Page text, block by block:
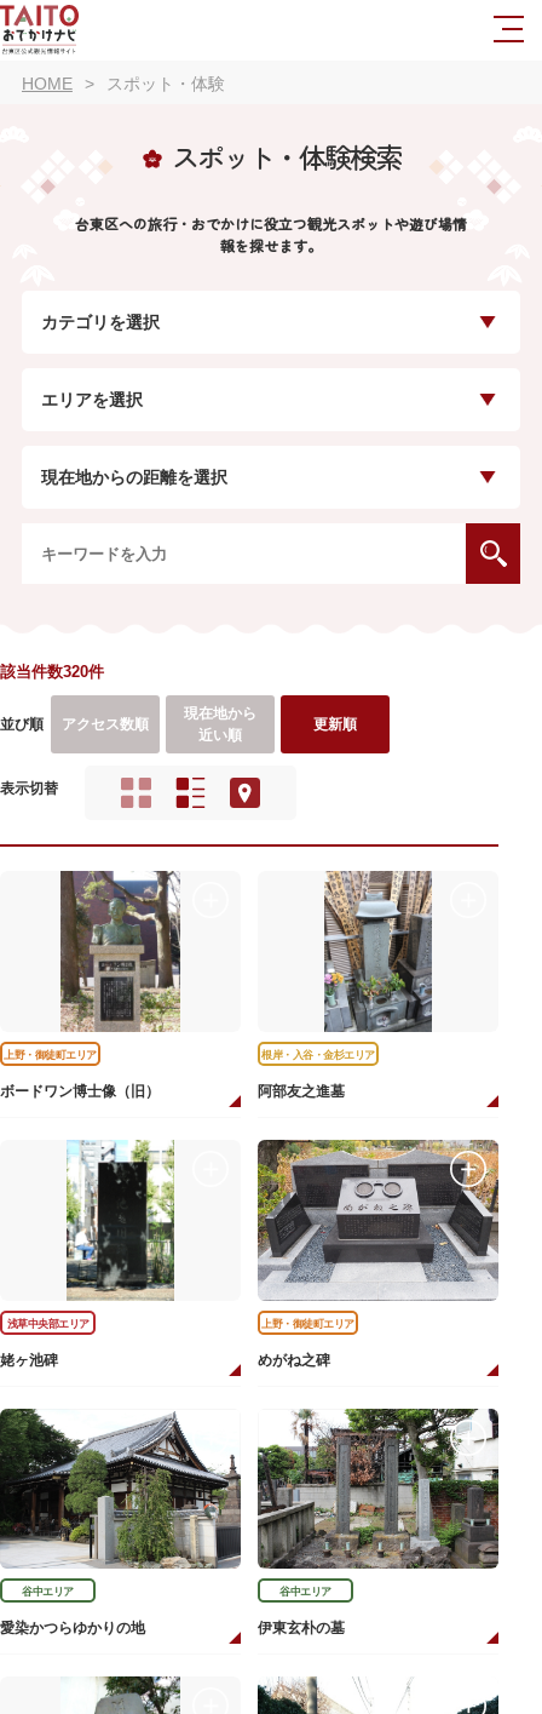
HOME スポット・体験
スポット・体験検索
台東区への旅行・おでかけに役立つ観光スポットや遊び場情
報を探せます。
カテゴリを選択
エリアを選択
現在地からの距離を選択
該当件数320件
並び順 アクセス数順
現在地から
近い順
更新順
表示切替
上野・御徒町エリア
ボードワン博士像（旧）
根岸・入谷・金杉エリア
阿部友之進墓
浅草中央部エリア
姥ヶ池碑
上野・御徒町エリア
めがね之碑
谷中エリア
愛染かつらゆかりの地
谷中エリア
伊東玄朴の墓